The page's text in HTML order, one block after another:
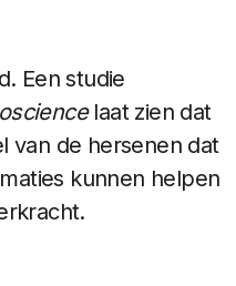
Een studie
laat zien dat
van de hersenen dat
kunnen helpen